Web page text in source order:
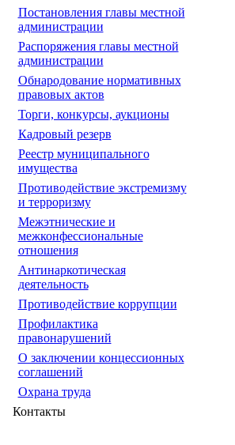
Постановления главы местной
администрации
Распоряжения главы местной
администрации
Обнародование нормативных
правовых актов
Торги, конкурсы, аукционы
Кадровый резерв
Реестр муниципального
имущества
Противодействие экстремизму
и терроризму
Межэтнические и
межконфессиональные
отношения
Антинаркотическая
деятельность
Противодействие коррупции
Профилактика
правонарушений
О заключении концессионных
соглашений
Охрана труда
Контакты